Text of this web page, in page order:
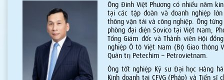
Ông Đinh Việt Phương có nhiều năm
tại các tập đoàn và doanh nghiệp
thông vận tải và công nghiệp. Ông
phòng đại diện Sovico tại Việt Nam,
Tổng Giám đốc và Thành viên Hội
nghiệp Ô tô Việt Nam (Bộ Giao thông
Quản trị Petechim – Petrovietnam.
Ông tốt nghiệp Kỹ sư Đại học Hàng
Kinh doanh tại CFVG (Pháp) và Tiến sĩ